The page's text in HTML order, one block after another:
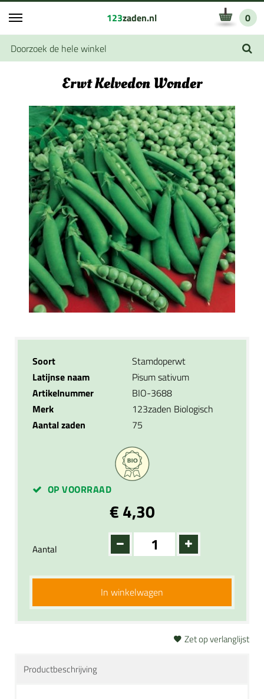
123zaden.nl 0
Erwt Kelvedon Wonder
Soort
Stamdoperwt
Latijnse naam
Pisum sativum
Artikelnummer
BIO-3688
Merk
123zaden Biologisch
Aantal zaden
75
OP VOORRAAD
€ 4,30
Aantal
In winkelwagen
Zet op verlanglijst
Productbeschrijving